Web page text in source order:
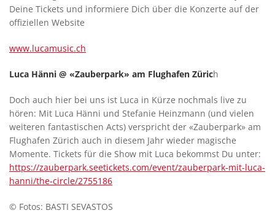
Deine Tickets und informiere Dich über die Konzerte auf der
offiziellen Website
www.lucamusic.ch
Luca Hänni @ «Zauberpark» am Flughafen Zürich
Doch auch hier bei uns ist Luca in Kürze nochmals live zu
hören: Mit Luca Hänni und Stefanie Heinzmann (und vielen
weiteren fantastischen Acts) verspricht der «Zauberpark» am
Flughafen Zürich auch in diesem Jahr wieder magische
Momente. Tickets für die Show mit Luca bekommst Du unter:
https://zauberpark.seetickets.com/event/zauberpark-mit-luca-
hanni/the-circle/2755186
© Fotos: BASTI SEVASTOS